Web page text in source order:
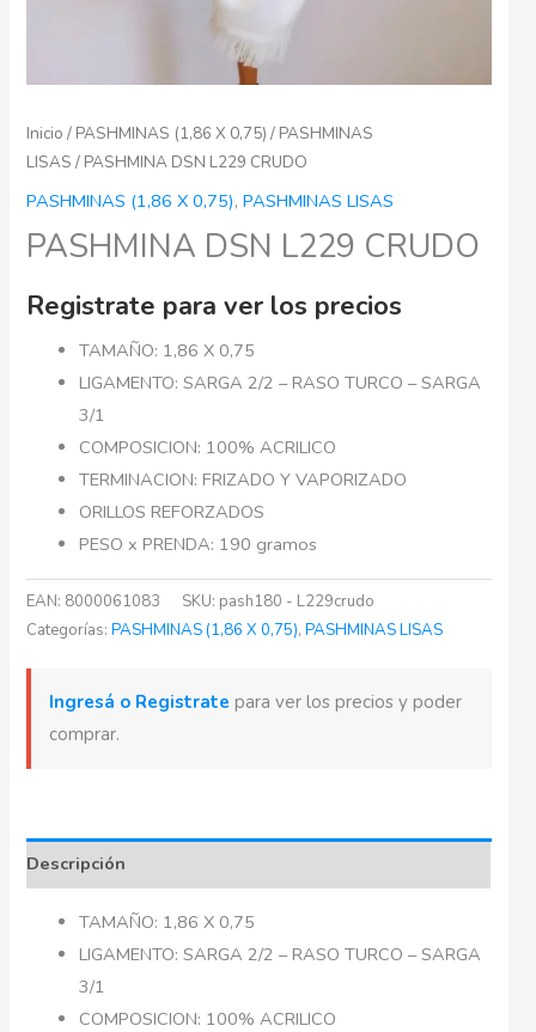
Inicio / PASHMINAS (1,86 X 0,75) / PASHMINAS
LISAS / PASHMINA DSN L229 CRUDO
PASHMINAS (1,86 X 0,75),PASHMINAS LISAS
PASHMINA DSN L229 CRUDO
Registrate para ver los precios
TAMAÑO: 1,86 X 0,75
LIGAMENTO: SARGA 2/2 – RASO TURCO – SARGA
3/1
COMPOSICION: 100% ACRILICO
TERMINACION: FRIZADO Y VAPORIZADO
ORILLOS REFORZADOS
PESO x PRENDA: 190 gramos
EAN: 8000061083 SKU: pash180 - L229crudo
Categorías:PASHMINAS (1,86 X 0,75),PASHMINAS LISAS
Ingresá o Registrate para ver los precios y poder
comprar.
Descripción
TAMAÑO: 1,86 X 0,75
LIGAMENTO: SARGA 2/2 – RASO TURCO – SARGA
3/1
COMPOSICION: 100% ACRILICO